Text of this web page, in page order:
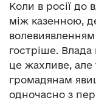
Коли в росії до
між казенною,
гостріше.
це жахливе, але
громадянам
одночасно з